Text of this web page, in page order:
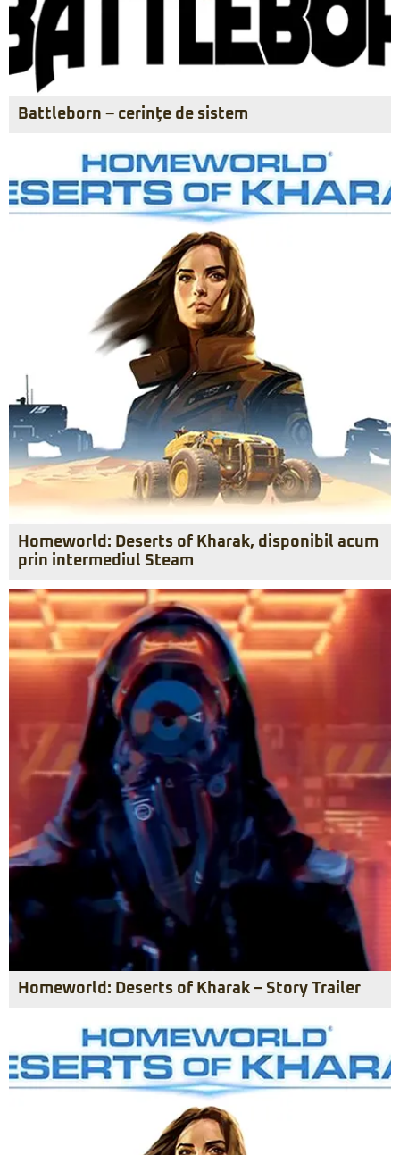
Battleborn – cerinţe de sistem
Homeworld: Deserts of Kharak, disponibil acum
prin intermediul Steam
Homeworld: Deserts of Kharak – Story Trailer